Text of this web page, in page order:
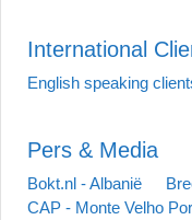
International
English speaking
Pers & Media
Bokt.nl - Albanië
CAP - Monte Velho